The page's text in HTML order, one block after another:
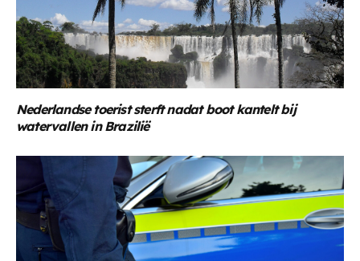
Nederlandse toerist sterft nadat boot kantelt bij
watervallen in Brazilië